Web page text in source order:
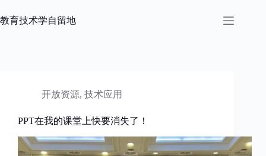
过
教育技术学自留地
开放资源, 技术应用
PPT在我的课堂上快要消失了！